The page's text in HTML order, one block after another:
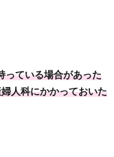
っている場合があった
人科にかかっておいた